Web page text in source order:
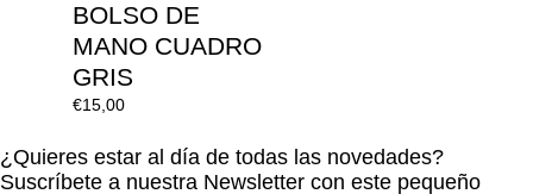
BOLSO DE
MANO CUADRO
GRIS
€15,00
¿Quieres estar al día de todas las novedades?
Suscríbete a nuestra Newsletter con este pequeño